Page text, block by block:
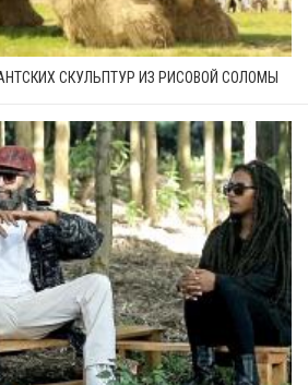
СКУЛЬПТУР ИЗ РИСОВОЙ СОЛОМЫ